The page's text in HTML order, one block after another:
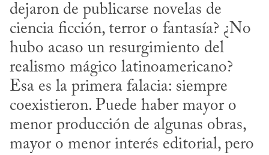
dejaron de publicarse novelas de
ciencia ficción, terror o fantasía? ¿No
hubo acaso un resurgimiento del
realismo mágico latinoamericano?
Esa es la primera falacia: siempre
coexistieron. Puede haber mayor o
menor producción de algunas obras,
mayor o menor interés editorial, pero